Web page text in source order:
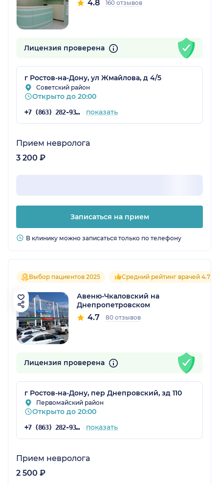
4.8 160 отзывов
Лицензия проверена
г Ростов-на-Дону, ул Жмайлова, д 4/5
Советский район
Открыто до 20:00
+7 (863) 282-93-55 показать
Прием невролога
3 200 ₽
Записаться на прием
В клинику можно записаться только по телефону
Выбор пациентов 2025 Средний рейтинг врачей 4.7
Авеню-Чкаловский на
Днепропетровском
4.7 80 отзывов
Лицензия проверена
г Ростов-на-Дону, пер Днепровский, зд 110
Первомайский район
Открыто до 20:00
+7 (863) 282-93-77 показать
Прием невролога
2 500 ₽